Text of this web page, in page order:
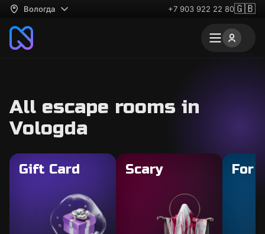
Вологда +7 903 922 22 80🇬🇧
All escape rooms in
Vologda
Gift Card Scary For